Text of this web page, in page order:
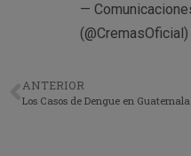
—
(@CremasOficial)
ANTERIOR